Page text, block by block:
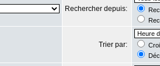
Rechercher depuis:
Trier par: